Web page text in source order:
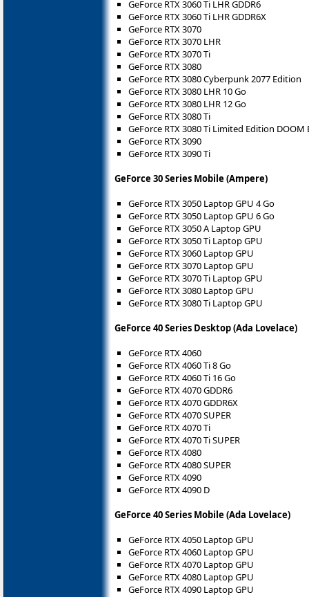
GeForce RTX 3060 Ti LHR GDDR6
GeForce RTX 3060 Ti LHR GDDR6X
GeForce RTX 3070
GeForce RTX 3070 LHR
GeForce RTX 3070 Ti
GeForce RTX 3080
GeForce RTX 3080 Cyberpunk 2077 Edition
GeForce RTX 3080 LHR 10 Go
GeForce RTX 3080 LHR 12 Go
GeForce RTX 3080 Ti
GeForce RTX 3080 Ti Limited Edition
GeForce RTX 3090
GeForce RTX 3090 Ti
GeForce 30 Series Mobile (Ampere)
GeForce RTX 3050 Laptop GPU 4 Go
GeForce RTX 3050 Laptop GPU 6 Go
GeForce RTX 3050 A Laptop GPU
GeForce RTX 3050 Ti Laptop GPU
GeForce RTX 3060 Laptop GPU
GeForce RTX 3070 Laptop GPU
GeForce RTX 3070 Ti Laptop GPU
GeForce RTX 3080 Laptop GPU
GeForce RTX 3080 Ti Laptop GPU
GeForce 40 Series Desktop (Ada Lovelace)
GeForce RTX 4060
GeForce RTX 4060 Ti 8 Go
GeForce RTX 4060 Ti 16 Go
GeForce RTX 4070 GDDR6
GeForce RTX 4070 GDDR6X
GeForce RTX 4070 SUPER
GeForce RTX 4070 Ti
GeForce RTX 4070 Ti SUPER
GeForce RTX 4080
GeForce RTX 4080 SUPER
GeForce RTX 4090
GeForce RTX 4090 D
GeForce 40 Series Mobile (Ada Lovelace)
GeForce RTX 4050 Laptop GPU
GeForce RTX 4060 Laptop GPU
GeForce RTX 4070 Laptop GPU
GeForce RTX 4080 Laptop GPU
GeForce RTX 4090 Laptop GPU